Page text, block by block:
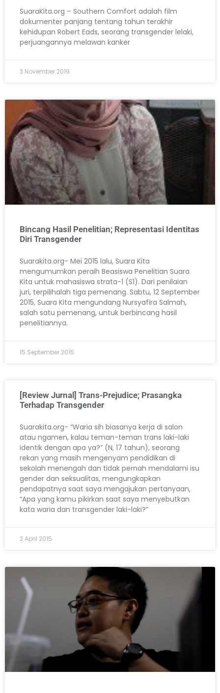
SuaraKita.org – Southern Comfort adalah film
dokumenter panjang tentang tahun terakhir
kehidupan Robert Eads, seorang transgender lelaki,
perjuangannya melawan kanker
3 November 2019
Bincang Hasil Penelitian; Representasi Identitas
Diri Transgender
Suarakita.org- Mei 2015 lalu, Suara Kita
mengumumkan peraih Beasiswa Penelitian Suara
Kita untuk mahasiswa strata-1 (S1). Dari penilaian
juri, terpilihalah tiga pemenang. Sabtu, 12 September
2015, Suara Kita mengundang Nursyafira Salmah,
salah satu pemenang, untuk berbincang hasil
penelitiannya.
15 September 2015
[Review Jurnal] Trans-Prejudice; Prasangka
Terhadap Transgender
Suarakita.org- “Waria sih biasanya kerja di salon
atau ngamen, kalau teman-teman trans laki-laki
identik dengan apa ya?” (N, 17 tahun), seorang
rekan yang masih mengenyam pendidikan di
sekolah menengah dan tidak pernah mendalami isu
gender dan seksualitas, mengungkapkan
pendapatnya saat saya mengajukan pertanyaan,
“Apa yang kamu pikirkan saat saya menyebutkan
kata waria dan transgender laki-laki?”
2 April 2015